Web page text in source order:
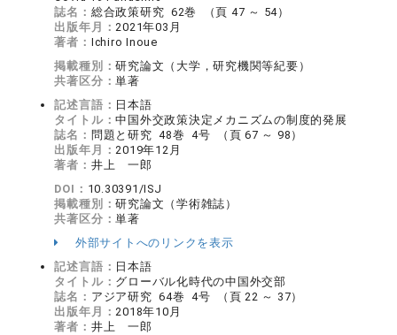
誌名： 総合政策研究 62巻 （頁 47 ～ 54）
出版年月：2021年03月
著者： Ichiro Inoue
掲載種別：研究論文（大学，研究機関等紀要）
共著区分：単著
記述言語： 日本語
タイトル：中国外交政策決定メカニズムの制度的発展
誌名： 問題と研究 48巻 4号 （頁 67 ～ 98）
出版年月：2019年12月
著者： 井上 一郎
DOI： 10.30391/ISJ
掲載種別：研究論文（学術雑誌）
共著区分：単著
外部サイトへのリンクを表示
記述言語： 日本語
タイトル： グローバル化時代の中国外交部
誌名： アジア研究 64巻 4号 （頁 22 ～ 37）
出版年月：2018年10月
著者： 井上 一郎